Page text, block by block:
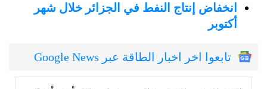
انخفاض إنتاج النفط في الجزائر خلال شهر
أكتوبر
تابعوا اخر اخبار الطاقة عبر Google News